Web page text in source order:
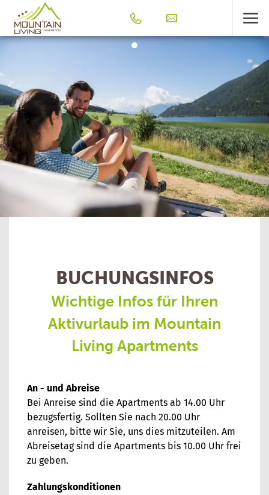
BUCHUNGSINFOS
Wichtige Infos für Ihren
Aktivurlaub im Mountain
Living Apartments
An - und Abreise
Bei Anreise sind die Apartments ab 14.00 Uhr
bezugsfertig. Sollten Sie nach 20.00 Uhr
anreisen, bitte wir Sie, uns dies mitzuteilen. Am
Abreisetag sind die Apartments bis 10.00 Uhr frei
zu geben.
Zahlungskonditionen